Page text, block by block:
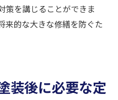
策を講じることができま
来的な大きな修繕を防ぐた
装後に必要な定